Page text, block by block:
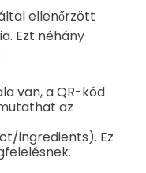
ellenőrzött
Ezt néhány
van, a QR-kód
az
ingredients). Ez